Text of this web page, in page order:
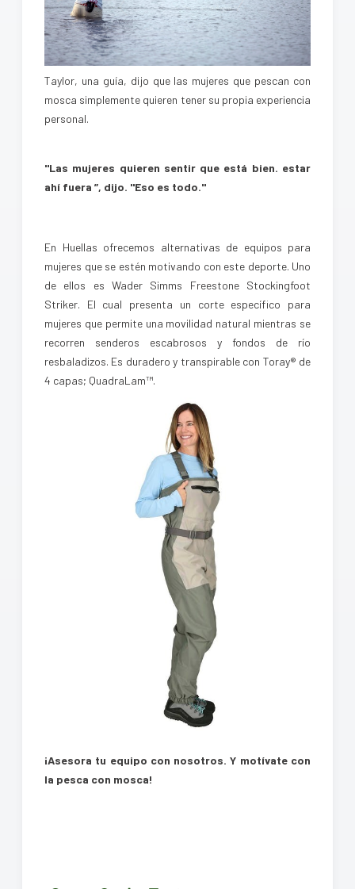
Taylor, una guía, dijo que las mujeres que pescan con
mosca simplemente quieren tener su propia experiencia
personal.
"Las mujeres quieren sentir que está bien. estar
ahí fuera ”, dijo. "Eso es todo."
En Huellas ofrecemos alternativas de equipos para
mujeres que se estén motivando con este deporte. Uno
de ellos es Wader Simms Freestone Stockingfoot
Striker. El cual presenta un corte específico para
mujeres que permite una movilidad natural mientras se
recorren senderos escabrosos y fondos de río
resbaladizos. Es duradero y transpirable con Toray® de
4 capas; QuadraLam™.
¡Asesora tu equipo con nosotros. Y motívate con
la pesca con mosca!